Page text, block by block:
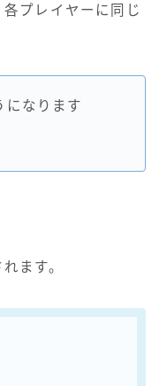
プレイヤーに同じ
になります
ます。